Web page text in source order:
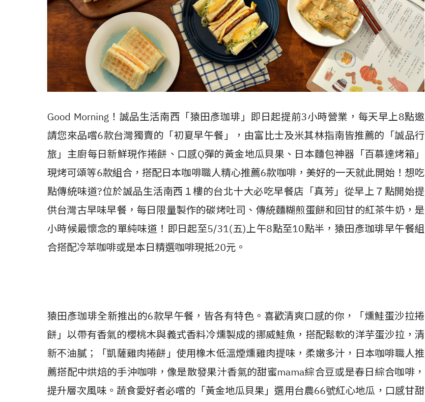
Good Morning！誠品生活南西「猿田彥珈琲」即日起提前3小時營業，每天早上8點邀
請您來品嚐6款台灣獨賣的「初夏早午餐」，由富比士及米其林指南皆推薦的「誠品行
旅」主廚每日新鮮現作捲餅、口感Q彈的黃金地瓜貝果、日本麵包神器「百慕達烤箱」
現烤可頌等6款組合，搭配日本咖啡職人精心推薦6款咖啡，美好的一天就此開始！想吃
點傳統味道?位於誠品生活南西１樓的台北十大必吃早餐店「真芳」從早上７點開始提
供台灣古早味早餐，每日限量製作的碳烤吐司、傳統麵糊煎蛋餅和回甘的紅茶牛奶，是
小時候最懷念的單純味道！即日起至5/31(五)上午8點至10點半，猿田彥珈琲早午餐組
合搭配冷萃咖啡或是本日精選咖啡現抵20元。
猿田彥珈琲全新推出的6款早午餐，皆各有特色。喜歡清爽口感的你，「燻鮭蛋沙拉捲
餅」以帶有香氣的櫻桃木與義式香料冷燻製成的挪威鮭魚，搭配鬆軟的洋芋蛋沙拉，清
新不油膩；「凱薩雞肉捲餅」使用橡木低溫煙燻雞肉提味，柔嫩多汁，日本咖啡職人推
薦搭配中烘焙的手沖咖啡，像是散發果汁香氣的甜蜜mama綜合豆或是春日綜合咖啡，
提升層次風味。蔬食愛好者必嚐的「黃金地瓜貝果」選用台農66號紅心地瓜，口感甘甜